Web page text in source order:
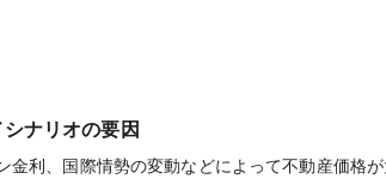
ナリオの要因
金利、国際情勢の変動などによって不動産価格